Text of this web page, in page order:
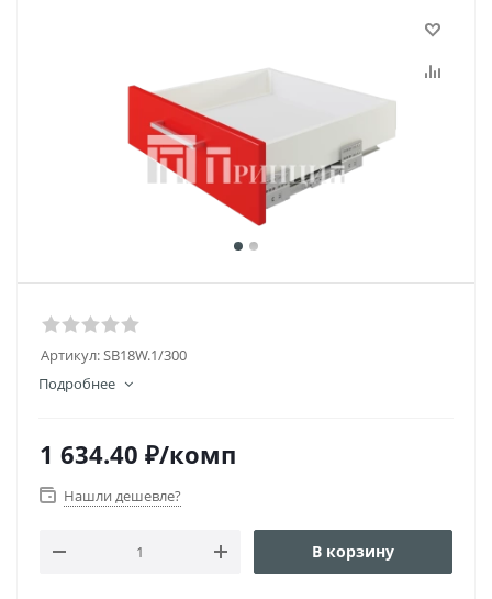
Артикул:SB18W.1/300
Подробнее
1 634.40 ₽/комп
Нашли дешевле?
В корзину